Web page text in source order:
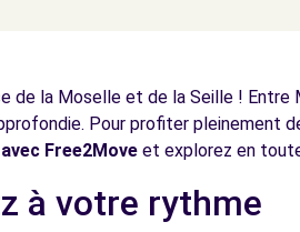
de la Moselle et de la Seille ! Entre
Pour profiter pleinement
Free2Move et explorez en
à votre rythme